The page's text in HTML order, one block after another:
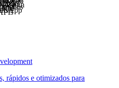
rápidos e otimizados para
Design